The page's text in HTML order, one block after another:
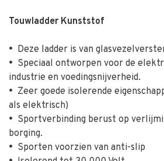
Touwladder Kunststof
• Deze ladder is van
• Speciaal ontworpen voor de
industrie en voedingsnijverheid.
• Zeer goede isolerende
als elektrisch)
• Sportverbinding berust op
borging.
• Sporten voorzien van anti-slip